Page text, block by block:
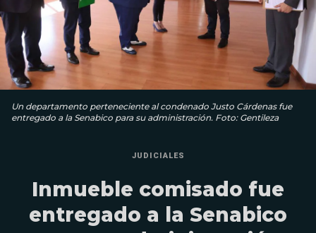
Un departamento perteneciente al condenado Justo Cárdenas fue
entregado a la Senabico para su administración. Foto: Gentileza
JUDICIALES
Inmueble comisado fue
entregado a la Senabico